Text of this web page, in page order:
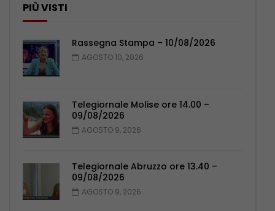
PIÙ VISTI
Rassegna Stampa – 10/08/2026
AGOSTO 10, 2026
Telegiornale Molise ore 14.00 –
09/08/2026
AGOSTO 9, 2026
Telegiornale Abruzzo ore 13.40 –
09/08/2026
AGOSTO 9, 2026